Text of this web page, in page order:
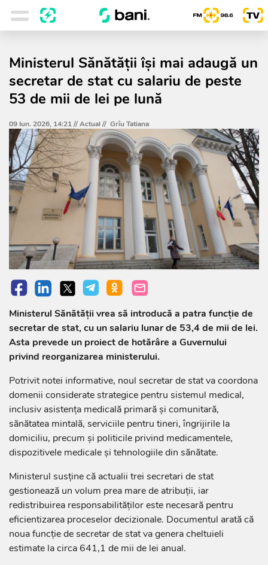
Ministerul Sănătății își mai adaugă un
secretar de stat cu salariu de peste
53 de mii de lei pe lună
09 Iun. 2026, 14:21 //Actual// Grîu Tatiana
Ministerul Sănătății vrea să introducă a patra funcție de
secretar de stat, cu un salariu lunar de 53,4 de mii de lei.
Asta prevede un proiect de hotărâre a Guvernului
privind reorganizarea ministerului.
Potrivit notei informative, noul secretar de stat va coordona
domenii considerate strategice pentru sistemul medical,
inclusiv asistența medicală primară și comunitară,
sănătatea mintală, serviciile pentru tineri, îngrijirile la
domiciliu, precum și politicile privind medicamentele,
dispozitivele medicale și tehnologiile din sănătate.
Ministerul susține că actualii trei secretari de stat
gestionează un volum prea mare de atribuții, iar
redistribuirea responsabilităților este necesară pentru
eficientizarea proceselor decizionale. Documentul arată că
noua funcție de secretar de stat va genera cheltuieli
estimate la circa 641,1 de mii de lei anual.